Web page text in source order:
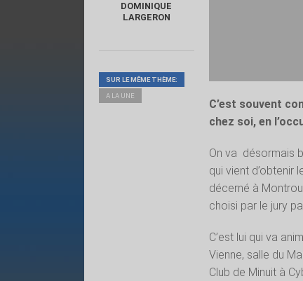
C’est souvent
chez soi, en
On va désormais
qui vient d’obtenir
décerné à
choisi par le jury
C’est lui qui va
Vienne, salle du
Club de Minuit à
DOMINIQUE
LARGERON
SUR LE MÊME THÈME:
A LA UNE